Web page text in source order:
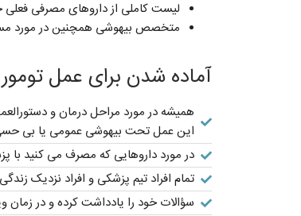
لیست کاملی از داروهای مصرفی فعلی
متخصص بیهوشی همچنین در مورد
آماده شدن برای عمل تومور
همیشه در مورد مراحل درمان و
این عمل تحت بیهوشی عمومی یا بی حسی
در مورد داروهایی که مصرف می کنید
تمام افراد تیم پزشکی و افراد نزدیک
سؤالات خود را یادداشت کرده و در زمان